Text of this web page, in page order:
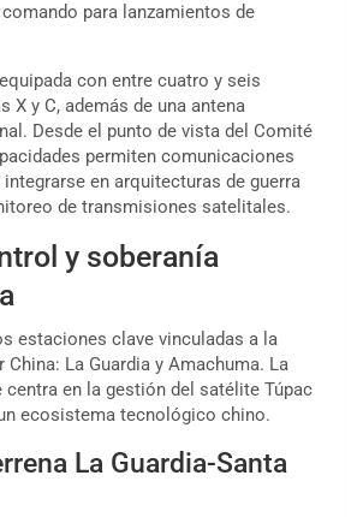
para lanzamientos de
con entre cuatro y seis
X y C, además de una antena
Desde el punto de vista del Comité
permiten comunicaciones
integrarse en arquitecturas de guerra
de transmisiones satelitales.
y soberanía
estaciones clave vinculadas a la
China: La Guardia y Amachuma. La
centra en la gestión del satélite Túpac
ecosistema tecnológico chino.
La Guardia-Santa